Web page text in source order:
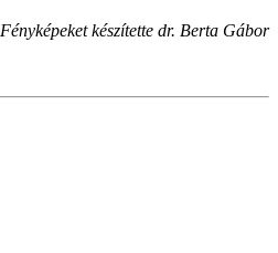
Fényképeket készítette dr. Berta Gábor